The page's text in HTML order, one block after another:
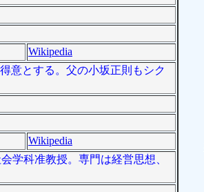
Wikipedia
意とする。父の小坂正則もシク
Wikipedia
学科准教授。専門は経営思想、